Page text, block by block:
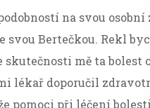
na svou
svou Bertečkou. Rekl
mě ta bolest
lékař doporučil
pomoci při léčení